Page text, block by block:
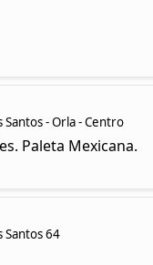
- Orla - Centro
Paleta Mexicana.
Santos 64